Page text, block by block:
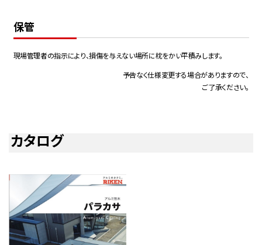
保管
現場管理者の指示により、損傷を与えない場所に枕をかい平積みします。
予告なく仕様変更する場合がありますので、
ご了承ください。
カタログ